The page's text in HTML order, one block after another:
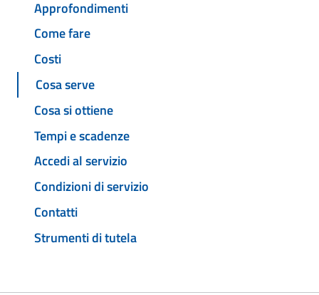
Approfondimenti
Come fare
Costi
Cosa serve
Cosa si ottiene
Tempi e scadenze
Accedi al servizio
Condizioni di servizio
Contatti
Strumenti di tutela